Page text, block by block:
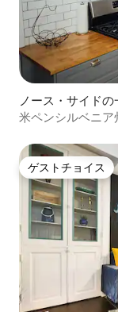
ノース・サイドの
米ペンシルベニア
ゲストチョイス
ゲストチョイス